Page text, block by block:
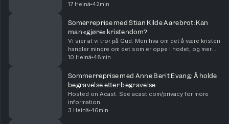
psykologien, ikke religionen, som er den
menneske? Hva har i ...
17 Heinä 42min
Somerreprise med Stian Kilde Aarebrot: Kan
man «gjøre» kristendom?
Vi sier at vi tror på Gud. Men hva om det å være kristen
handler mindre om det som er oppe i hodet, og mer
om hva vi gjør? Prest i Areopagos Stian Kilde Aarebrot
10 Heinä 48min
Sommerreprise med Anne Berit Evang: Å holde
begravelse etter begravelse
Hosted on Acast. See acast.com/privacy for more
information.
3 Heinä 46min